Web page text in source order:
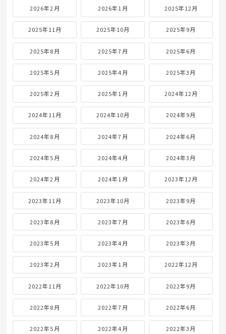
2026年2月 2026年1月 2025年12月
2025年11月 2025年10月 2025年9月
2025年8月 2025年7月 2025年6月
2025年5月 2025年4月 2025年3月
2025年2月 2025年1月 2024年12月
2024年11月 2024年10月 2024年9月
2024年8月 2024年7月 2024年6月
2024年5月 2024年4月 2024年3月
2024年2月 2024年1月 2023年12月
2023年11月 2023年10月 2023年9月
2023年8月 2023年7月 2023年6月
2023年5月 2023年4月 2023年3月
2023年2月 2023年1月 2022年12月
2022年11月 2022年10月 2022年9月
2022年8月 2022年7月 2022年6月
2022年5月 2022年4月 2022年3月